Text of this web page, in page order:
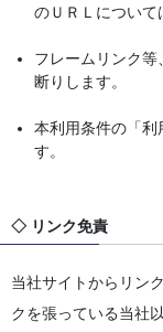
のＵＲＬについて
フレームリンク
断りします。
本利用条件の「利
す。
◇ リンク免責
当社サイトからリン
クを張っている当社